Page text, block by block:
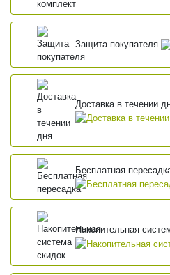
Защита покупателя
Доставка в течении
Бесплатная
Накопительная